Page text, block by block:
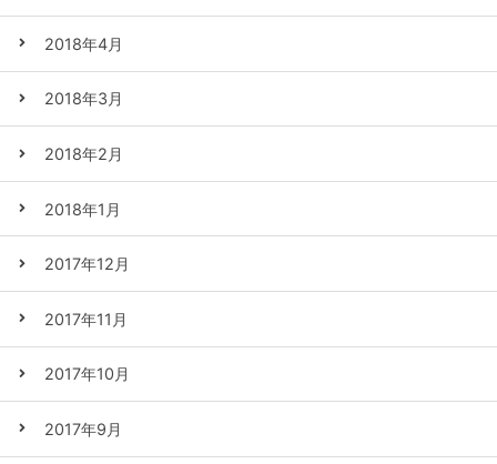
2018年4月
2018年3月
2018年2月
2018年1月
2017年12月
2017年11月
2017年10月
2017年9月